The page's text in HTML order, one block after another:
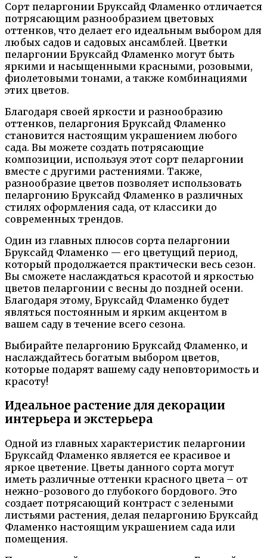
Сорт пеларгонии Бруксайд Фламенко отличается
потрясающим разнообразием цветовых
оттенков, что делает его идеальным выбором для
любых садов и садовых ансамблей. Цветки
пеларгонии Бруксайд Фламенко могут быть
яркими и насыщенными красными, розовыми,
фиолетовыми тонами, а также комбинациями
этих цветов.
Благодаря своей яркости и разнообразию
оттенков, пеларгония Бруксайд Фламенко
становится настоящим украшением любого
сада. Вы можете создать потрясающие
композиции, используя этот сорт пеларгонии
вместе с другими растениями. Также,
разнообразие цветов позволяет использовать
пеларгонию Бруксайд Фламенко в различных
стилях оформления сада, от классики до
современных трендов.
Один из главных плюсов сорта пеларгонии
Бруксайд Фламенко — его цветущий период,
который продолжается практически весь сезон.
Вы сможете наслаждаться красотой и яркостью
цветов пеларгонии с весны до поздней осени.
Благодаря этому, Бруксайд Фламенко будет
являться постоянным и ярким акцентом в
вашем саду в течение всего сезона.
Выбирайте пеларгонию Бруксайд Фламенко, и
наслаждайтесь богатым выбором цветов,
которые подарят вашему саду неповторимость и
красоту!
Идеальное растение для декорации
интерьера и экстерьера
Одной из главных характеристик пеларгонии
Бруксайд Фламенко является ее красивое и
яркое цветение. Цветы данного сорта могут
иметь различные оттенки красного цвета – от
нежно-розового до глубокого бордового. Это
создает потрясающий контраст с зелеными
листьями растения, делая пеларгонию Бруксайд
Фламенко настоящим украшением сада или
помещения.